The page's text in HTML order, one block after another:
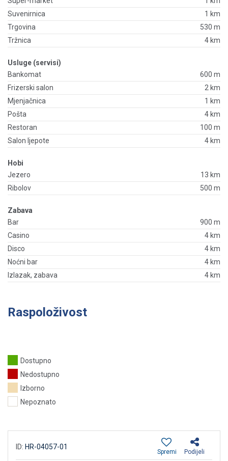
Suvenirnica
1 km
Trgovina
530 m
Tržnica
4 km
Usluge (servisi)
Bankomat
600 m
Frizerski salon
2 km
Mjenjačnica
1 km
Pošta
4 km
Restoran
100 m
Salon ljepote
4 km
Hobi
Jezero
13 km
Ribolov
500 m
Zabava
Bar
900 m
Casino
4 km
Disco
4 km
Noćni bar
4 km
Izlazak, zabava
4 km
Raspoloživost
Dostupno
Nedostupno
Izborno
Nepoznato
ID: HR-04057-01
Podijeli
Spremi